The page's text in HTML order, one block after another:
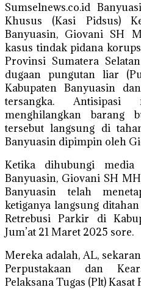
Sumselnews.co.id
Khusus (Kasi Pidsus)
Banyuasin, Giovani SH
kasus tindak pidana
Provinsi Sumatera
dugaan pungutan liar
Kabupaten Banyuasin
tersangka.
menghilangkan barang
tersebut langsung di
Banyuasin dipimpin oleh
Ketika dihubungi
Banyuasin, Giovani SH
Banyuasin telah
ketiganya langsung
Retrebusi Parkir di
Jum’at 21 Maret 2025 sore.
Mereka adalah, AL,
Perpustakaan dan
Pelaksana Tugas (Plt) Kasat